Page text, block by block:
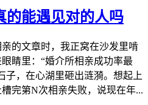
的能遇见对的人吗
的文章时，我正窝在沙发里啃
睛里：“婚介所相亲成功率最
，在心湖里砸出涟漪。想起上
完第N次相亲失败，说现在年...